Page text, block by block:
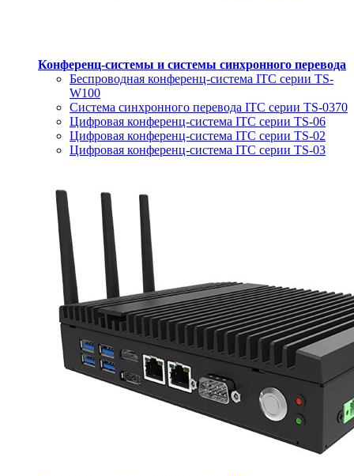
Конференц-системы и системы синхронного перевода
Беспроводная конференц-система ITC серии TS-
W100
Система синхронного перевода ITC серии TS-0370
Цифровая конференц-система ITC серии TS-06
Цифровая конференц-система ITC серии TS-02
Цифровая конференц-система ITC серии TS-03